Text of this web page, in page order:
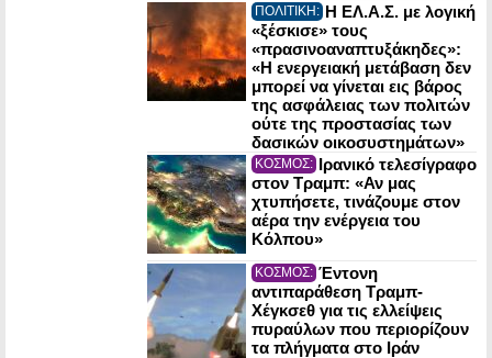
ΠΟΛΙΤΙΚΗ: Η ΕΛ.Α.Σ. με λογική
«ξέσκισε» τους
«πρασινοαναπτυξάκηδες»:
«Η ενεργειακή μετάβαση δεν
μπορεί να γίνεται εις βάρος
της ασφάλειας των πολιτών
ούτε της προστασίας των
δασικών οικοσυστημάτων»
ΚΟΣΜΟΣ: Ιρανικό τελεσίγραφο
στον Τραμπ: «Αν μας
χτυπήσετε, τινάζουμε στον
αέρα την ενέργεια του
Κόλπου»
ΚΟΣΜΟΣ: Έντονη
αντιπαράθεση Τραμπ-
Χέγκσεθ για τις ελλείψεις
πυραύλων που περιορίζουν
τα πλήγματα στο Ιράν